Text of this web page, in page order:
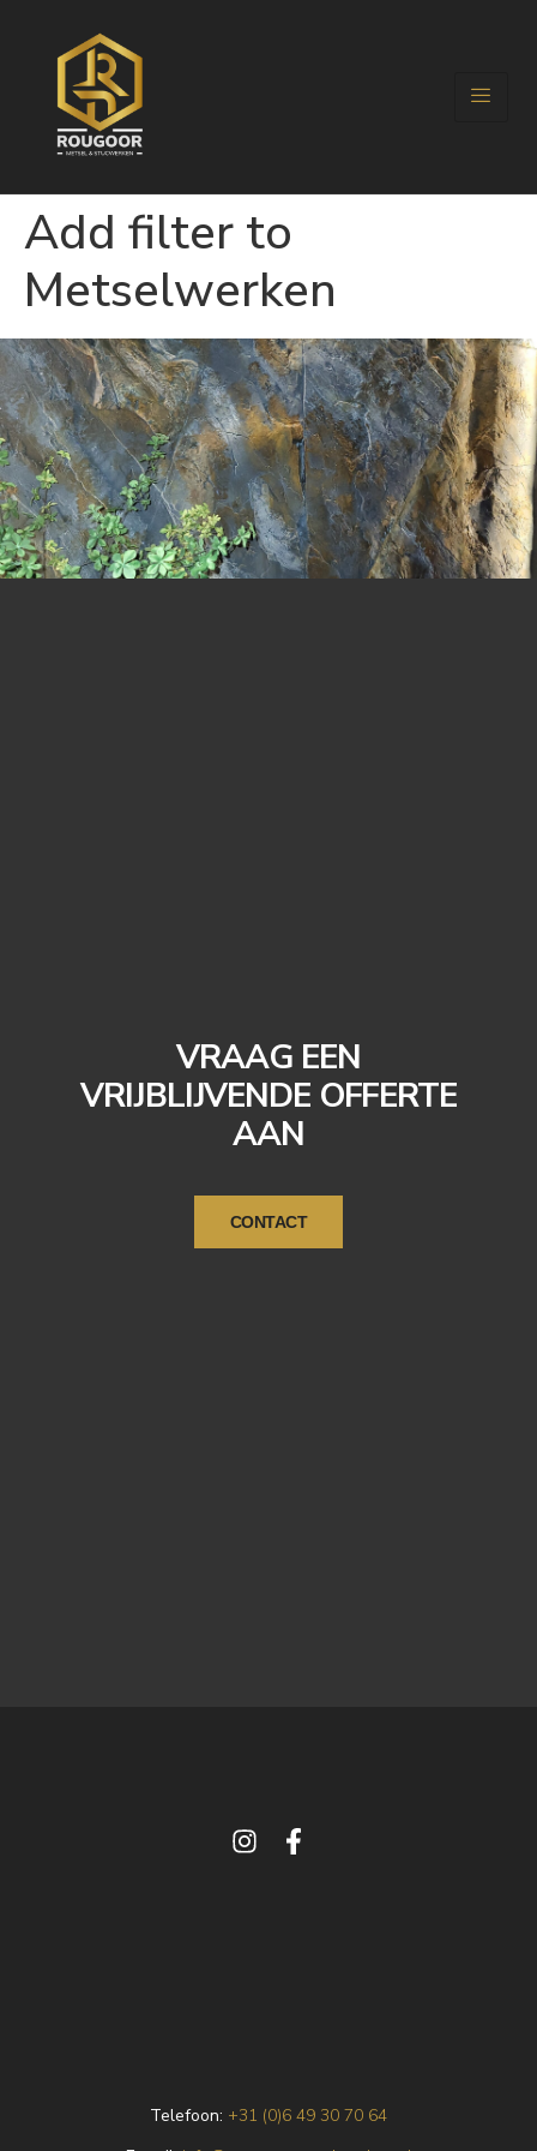
Add filter to
Metselwerken
VRAAG EEN
VRIJBLIJVENDE OFFERTE
AAN
CONTACT
Telefoon: +31 (0)6 49 30 70 64